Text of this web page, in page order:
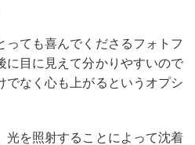
っても喜んでくださるフォトフ
に目に見えて分かりやすいので
でなく心も上がるというオプシ
光を照射することによって沈着